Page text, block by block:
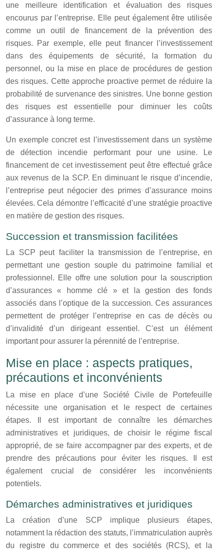
une meilleure identification et évaluation des risques
encourus par l’entreprise. Elle peut également être utilisée
comme un outil de financement de la prévention des
risques. Par exemple, elle peut financer l’investissement
dans des équipements de sécurité, la formation du
personnel, ou la mise en place de procédures de gestion
des risques. Cette approche proactive permet de réduire la
probabilité de survenance des sinistres. Une bonne gestion
des risques est essentielle pour diminuer les coûts
d’assurance à long terme.
Un exemple concret est l’investissement dans un système
de détection incendie performant pour une usine. Le
financement de cet investissement peut être effectué grâce
aux revenus de la SCP. En diminuant le risque d’incendie,
l’entreprise peut négocier des primes d’assurance moins
élevées. Cela démontre l’efficacité d’une stratégie proactive
en matière de gestion des risques.
Succession et transmission facilitées
La SCP peut faciliter la transmission de l’entreprise, en
permettant une gestion souple du patrimoine familial et
professionnel. Elle offre une solution pour la souscription
d’assurances « homme clé » et la gestion des fonds
associés dans l’optique de la succession. Ces assurances
permettent de protéger l’entreprise en cas de décès ou
d’invalidité d’un dirigeant essentiel. C’est un élément
important pour assurer la pérennité de l’entreprise.
Mise en place : aspects pratiques,
précautions et inconvénients
La mise en place d’une Société Civile de Portefeuille
nécessite une organisation et le respect de certaines
étapes. Il est important de connaître les démarches
administratives et juridiques, de choisir le régime fiscal
approprié, de se faire accompagner par des experts, et de
prendre des précautions pour éviter les risques. Il est
également crucial de considérer les inconvénients
potentiels.
Démarches administratives et juridiques
La création d’une SCP implique plusieurs étapes,
notamment la rédaction des statuts, l’immatriculation auprès
du registre du commerce et des sociétés (RCS), et la